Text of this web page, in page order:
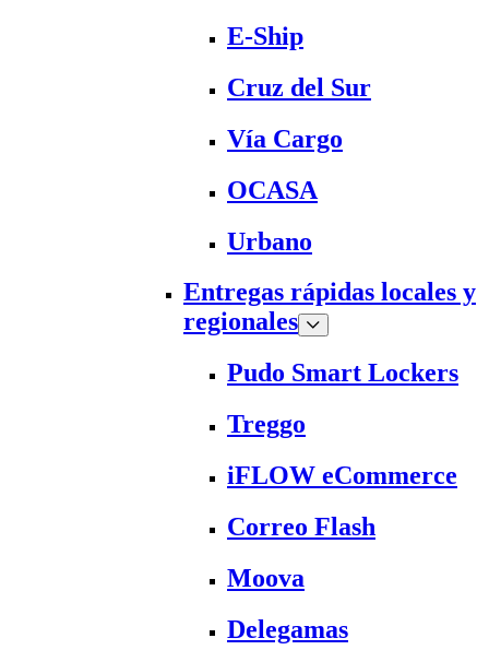
E-Ship
Cruz del Sur
Vía Cargo
OCASA
Urbano
Entregas rápidas locales y
regionales
Pudo Smart Lockers
Treggo
iFLOW eCommerce
Correo Flash
Moova
Delegamas